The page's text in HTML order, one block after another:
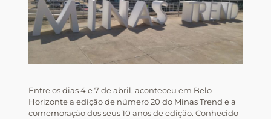
Entre os dias 4 e 7 de abril, aconteceu em Belo
Horizonte a edição de número 20 do Minas Trend e a
comemoração dos seus 10 anos de edição. Conhecido